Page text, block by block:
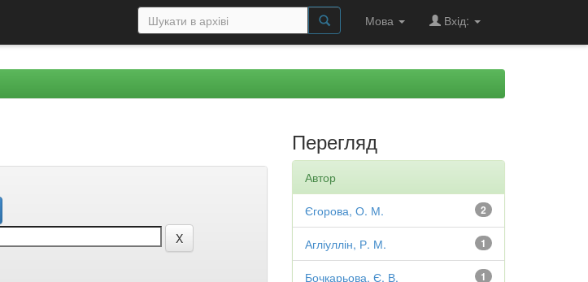
Мова Вхід:
Перегляд
Автор
2
Єгорова, О. М.
1
Агліуллін, Р. М.
1
Бочкарьова, Є. В.